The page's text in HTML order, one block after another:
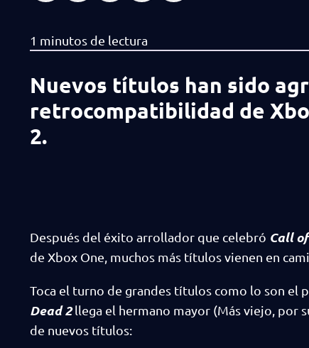
Nuevos títulos han sido
retrocompatibilidad de
2.
Después del éxito arrollador que celebró Call
de Xbox One, muchos más títulos vienen en
Toca el turno de grandes títulos como lo son el
Dead 2llega el hermano mayor (Más viejo, por
de nuevos títulos: